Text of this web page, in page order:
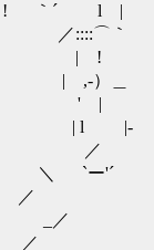
´ l |
｀
' | !
＿
| ' |
l |-
'´
／